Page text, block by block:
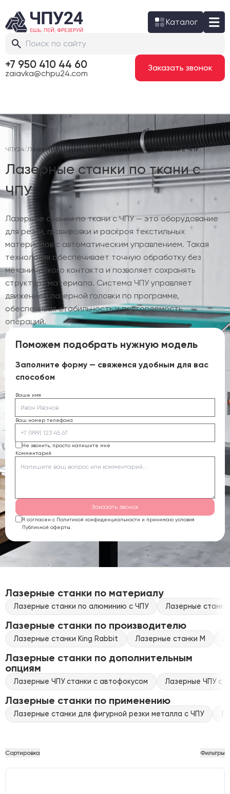
Каталог
+7 950 410 44 60
zaiavka@chpu24.com
Заказать звонок
ЧПУ24/Лазерные станки с ЧПУ/Лазерные станки по ткани с ЧПУ
Лазерные станки по ткани с
ЧПУ
Лазерные станки по ткани с ЧПУ — это оборудование
для резки, гравировки и раскроя текстильных
материалов с автоматическим управлением. Такая
технология обеспечивает точную обработку без
механического контакта и позволяет сохранять
структуру материала. Система ЧПУ управляет
движением лазерной головки по программе,
обеспечивая стабильность и повторяемость
операций.
Поможем подобрать нужную модель
Заполните форму — свяжемся удобным для вас
способом
Ваше имя
Ваш номер телефона
Не звонить, просто напишите мне
Комментарий
Заказать звонок
Я согласен с Политикой конфиденциальности и принимаю условия
Публичной оферты.
Лазерные станки по материалу
Лазерные станки по алюминию с ЧПУ Лазерные
Лазерные станки по производителю
Лазерные станки King Rabbit Лазерные станки M
Лазерные станки по дополнительным
опциям
Лазерные ЧПУ станки с автофокусом Лазерные ЧПУ
Лазерные станки по применению
Лазерные станки для фигурной резки металла с ЧПУ
Сортировка Фильтры